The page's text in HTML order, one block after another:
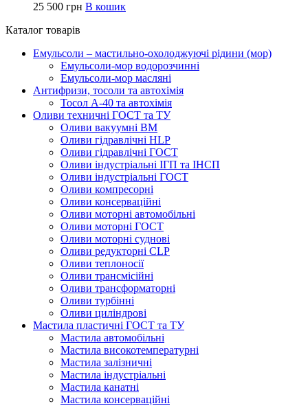
25 500 грн В кошик
Каталог товарів
Емульсоли – мастильно-охолоджуючі рідини (мор)
Емульсоли-мор водорозчинні
Емульсоли-мор масляні
Антифризи, тосоли та автохімія
Тосол А-40 та автохімія
Оливи техничні ГОСТ та ТУ
Оливи вакуумні ВМ
Оливи гідравлічні HLP
Оливи гідравлічні ГОСТ
Оливи індустріальні ІГП та ІНСП
Оливи індустріальні ГОСТ
Оливи компресорні
Оливи консерваційні
Оливи моторні автомобільні
Оливи моторні ГОСТ
Оливи моторні суднові
Оливи редукторні CLP
Оливи теплоносії
Оливи трансмісійні
Оливи трансформаторні
Оливи турбінні
Оливи циліндрові
Мастила пластичні ГОСТ та ТУ
Мастила автомобільні
Мастила високотемпературні
Мастила залізничні
Мастила індустріальні
Мастила канатні
Мастила консерваційні